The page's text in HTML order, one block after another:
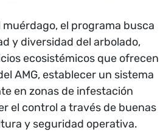
el programa busca
y diversidad del arbolado,
ecosistémicos que ofrecen
AMG, establecer un sistema
en zonas de infestación
el control a través de buenas
y seguridad operativa.